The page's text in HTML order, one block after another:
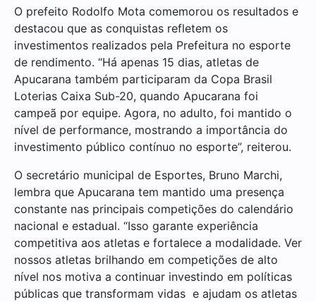
O prefeito Rodolfo Mota comemorou os resultados e
destacou que as conquistas refletem os
investimentos realizados pela Prefeitura no esporte
de rendimento. “Há apenas 15 dias, atletas de
Apucarana também participaram da Copa Brasil
Loterias Caixa Sub-20, quando Apucarana foi
campeã por equipe. Agora, no adulto, foi mantido o
nível de performance, mostrando a importância do
investimento público contínuo no esporte”, reiterou.
O secretário municipal de Esportes, Bruno Marchi,
lembra que Apucarana tem mantido uma presença
constante nas principais competições do calendário
nacional e estadual. “Isso garante experiência
competitiva aos atletas e fortalece a modalidade. Ver
nossos atletas brilhando em competições de alto
nível nos motiva a continuar investindo em políticas
públicas que transformam vidas e ajudam os atletas